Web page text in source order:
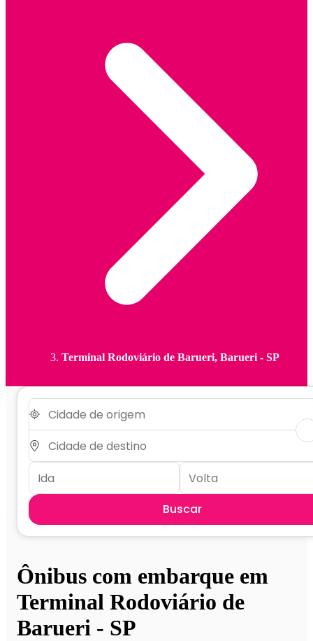
Terminal Rodoviário de Barueri, Barueri - SP
Buscar
Ônibus com embarque em
Terminal Rodoviário de
Barueri - SP